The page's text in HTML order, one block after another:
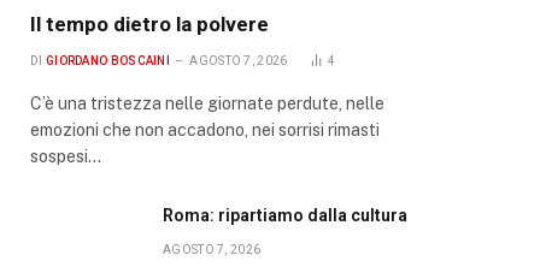
Il tempo dietro la polvere
DI GIORDANO BOSCAINI AGOSTO 7, 2026 4
C’è una tristezza nelle giornate perdute, nelle
emozioni che non accadono, nei sorrisi rimasti
sospesi…
Roma: ripartiamo dalla cultura
AGOSTO 7, 2026